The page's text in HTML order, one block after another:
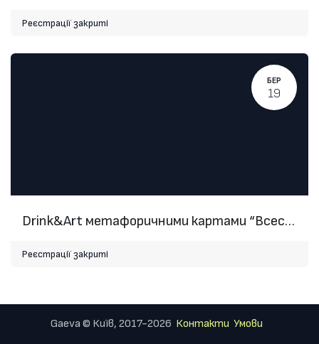
Реєстрації закриті
БЕР
19
Drink&Art метафоричними картами “Всесвіт навиворіт”
Реєстрації закриті
Gaeva © Київ, 2017-2026 Контакти Умови